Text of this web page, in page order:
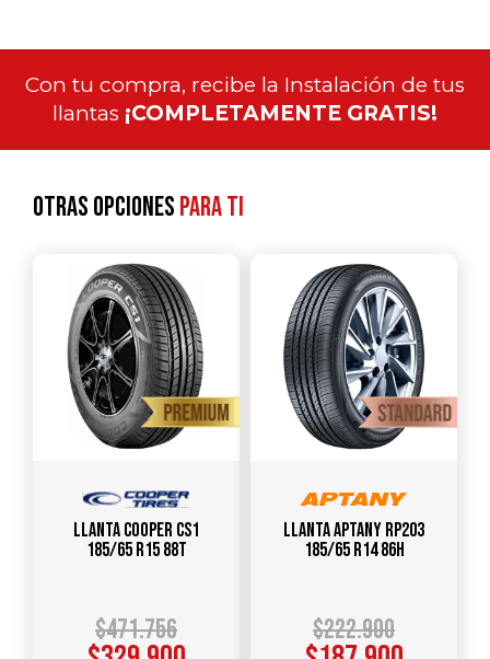
Con tu compra, recibe la Instalación de tus
llantas ¡COMPLETAMENTE GRATIS!
Otras opcionespara ti
Llanta COOPER CS1
185/65 R15 88T
$471.756
Llanta APTANY RP203
185/65 R14 86H
$222.900